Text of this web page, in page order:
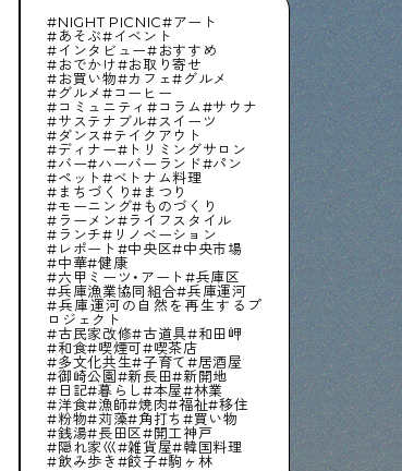
NIGHT PICNIC
アート
あそぶ
イベント
インタビュー
おすすめ
おでかけ
お取り寄せ
お買い物
カフェ
グルメ
グルメ
コーヒー
コミュニティ
コラム
サウナ
サステナブル
スイーツ
ダンス
テイクアウト
ディナー
トリミングサロン
バー
ハーバーランド
パン
ペット
ベトナム料理
まちづくり
まつり
モーニング
ものづくり
ラーメン
ライフスタイル
ランチ
リノベーション
レポート
中央区
中央市場
中華
健康
六甲ミーツ・アート
兵庫区
兵庫漁業協同組合
兵庫運河
兵庫運河の自然を再生するプ
ロジェクト
古民家改修
古道具
和田岬
和食
喫煙可
喫茶店
多文化共生
子育て
居酒屋
御崎公園
新長田
新開地
日記
暮らし 本屋
林業
洋食
漁師 焼肉 福祉
移住
粉物
苅藻 角打ち
買い物
銭湯
長田区
開工神戸
隠れ家巛
雑貨屋
韓国料理
飲み歩き
餃子 駒ヶ林